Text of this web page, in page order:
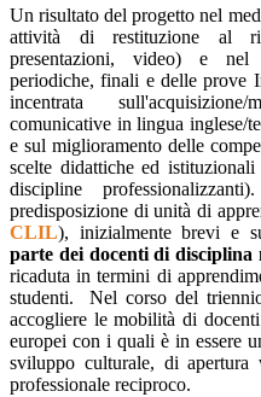
Un risultato del progetto nel
attività di restituzione al
presentazioni, video) e nel
periodiche, finali e delle prove
incentrata
comunicative in lingua inglese/
e sul miglioramento delle
scelte didattiche ed
discipline
predisposizione di unità di
CLIL), inizialmente brevi e
parte dei docenti di disciplina
ricaduta in termini di
studenti. Nel corso del
accogliere le mobilità di
europei con i quali è in essere
sviluppo culturale, di
professionale reciproco.